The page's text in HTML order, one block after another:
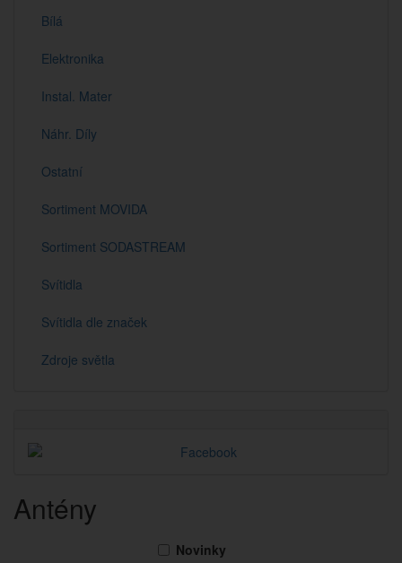
Bílá
Elektronika
Instal. Mater
Náhr. Díly
Ostatní
Sortiment MOVIDA
Sortiment SODASTREAM
Svítidla
Svítidla dle značek
Zdroje světla
Antény
Novinky